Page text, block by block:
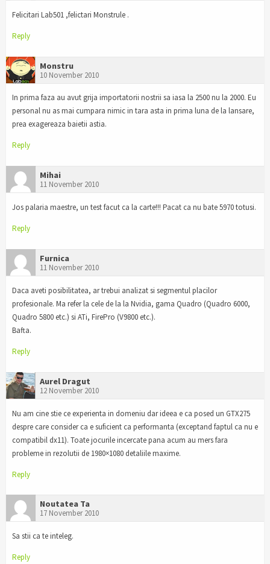
Felicitari Lab501 ,felictari Monstrule .
Reply
Monstru
10 November 2010
In prima faza au avut grija importatorii nostrii sa iasa la 2500 nu la 2000. Eu
personal nu as mai cumpara nimic in tara asta in prima luna de la lansare,
prea exagereaza baietii astia.
Reply
Mihai
11 November 2010
Jos palaria maestre, un test facut ca la carte!!! Pacat ca nu bate 5970 totusi.
Reply
Furnica
11 November 2010
Daca aveti posibilitatea, ar trebui analizat si segmentul placilor
profesionale. Ma refer la cele de la la Nvidia, gama Quadro (Quadro 6000,
Quadro 5800 etc.) si ATi, FirePro (V9800 etc.).
Bafta.
Reply
Aurel Dragut
12 November 2010
Nu am cine stie ce experienta in domeniu dar ideea e ca posed un GTX275
despre care consider ca e suficient ca performanta (exceptand faptul ca nu e
compatibil dx11). Toate jocurile incercate pana acum au mers fara
probleme in rezolutii de 1980×1080 detaliile maxime.
Reply
Noutatea Ta
17 November 2010
Sa stii ca te inteleg.
Reply